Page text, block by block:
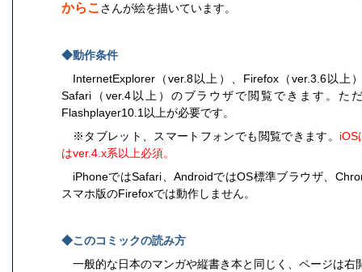
からこ さんが絵を描いています。
◆動作条件
InternetExplorer（ver.8以上）、Firefox（ver.3.6以上
Safari（ver.4以上）のブラウザで閲覧できます。た
Flashplayer10.1以上が必要です。
※タブレット、スマートフォンでも閲覧できます。 iOS
はver.4.x系以上必須。
iPhoneではSafari、AndroidではOS標準ブラウザ、
スマホ版のFirefoxでは動作しません。
◆このコミックの読み方
一般的な日本のマンガや縦書き本と同じく、ページは右